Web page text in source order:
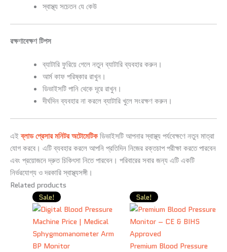
স্বাস্থ্য সচেতন যে কেউ
রক্ষণাবেক্ষণ টিপস
ব্যাটারি ফুরিয়ে গেলে নতুন ব্যাটারি ব্যবহার করুন।
আর্ম কাফ পরিষ্কার রাখুন।
ডিভাইসটি পানি থেকে দূরে রাখুন।
দীর্ঘদিন ব্যবহার না করলে ব্যাটারি খুলে সংরক্ষণ করুন।
এইব্লাড প্রেসার মনিটর অটোমেটিকডিভাইসটি আপনার স্বাস্থ্য পর্যবেক্ষণে নতুন মাত্রা
যোগ করবে। এটি ব্যবহার করলে আপনি প্রতিদিন নিজের রক্তচাপ পরীক্ষা করতে পারবেন
এবং প্রয়োজনে দ্রুত চিকিৎসা নিতে পারবেন। পরিবারের সবার জন্য এটি একটি
নির্ভরযোগ্য ও দরকারি স্বাস্থ্যসঙ্গী।
Related products
Sale!
price
was:
2,600.00৳ .
Current
1,400.00৳ .
Sale!
Premium Blood Pressure
price
was:
price